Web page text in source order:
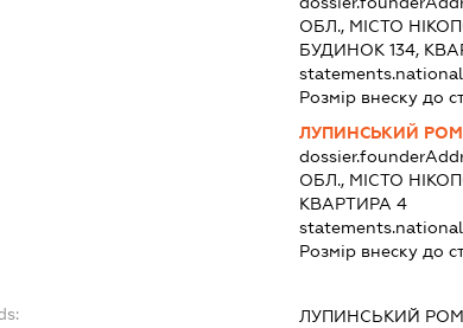
ОБЛ., МІСТО
БУДИНОК 134,
Розмір внеску до
ЛУПИНСЬКИЙ
ОБЛ., МІСТО
КВАРТИРА 4
Розмір внеску до
ЛУПИНСЬКИЙ